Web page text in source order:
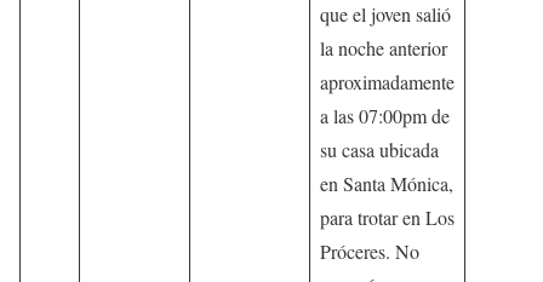
que el joven salió
la noche anterior
aproximadamente
a las 07:00pm de
su casa ubicada
en Santa Mónica,
para trotar en Los
Próceres. No